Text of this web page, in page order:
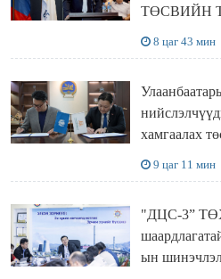
ТӨСВИЙН
8 цаг 43 мин
хамгаалах
9 цаг 11 мин
"ДЦС-3”
ын